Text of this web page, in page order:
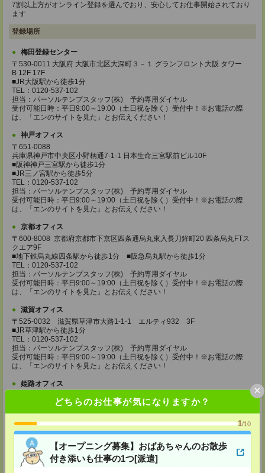
どちらのお仕事が気になりますか？
1/10
【オープニング募集】おばあちゃんのお散歩
付き添いも仕事の1つ[派遣]
×
7割以上方がオンライン登録を選んでおり、安心してお仕事開始されており
ます
登録場所
梅田登録センター
〒530-0011 大阪府 大阪市北区大深町３－１ グランフロント大阪 タワー
B 12F 17F
■JR大阪駅から徒歩1分
TEL：0120-537-102
担当：パーソルテンプスタッフ(株) 予約専用ダイヤル
受付可能日時：平日9:00～19:00（土日祝を除く）受付中！※お電話の際
は、「エンのサイトを見た」とお伝えください！
神戸オフィス
〒651-0088
兵庫県神戸市中央区小野柄通7-1-1 日本生命三宮駅前ビル10F
■阪神神戸三宮駅から徒歩1分
■JR三ノ宮駅から徒歩5分
TEL：0120-537-102
担当：パーソルテンプスタッフ(株) 予約専用ダイヤル
受付可能日時：平日9:00～19:00（土日祝を除く）受付中！※お電話の際
は、「エンのサイトを見た」とお伝えください！
京都オフィス
〒600-8008 京都府京都市下京区四条通烏丸東入長刀鉾町20 四条烏丸FTス
クエア9F
■地下鉄烏丸線四条駅から徒歩1分 ■阪急烏丸駅から徒歩1分
TEL：0120-537-102
担当：パーソルテンプスタッフ(株) 予約専用ダイヤル
受付可能日時：平日9:00～19:00（土日祝を除く）受付中！※お電話の際
は、「エンのサイトを見た」とお伝えください！
滋賀オフィス
〒525-0032 滋賀県草津市大路1-1-1 エルティ932 3F
■JR草津駅から徒歩1分
TEL：0120-537-102
担当：パーソルテンプスタッフ(株) 予約専用ダイヤル
受付可能日時：平日9:00～19:00（土日祝を除く）受付中！※お電話の際
は、「エンのサイトを見た」とお伝えください！
姫路オフィス
兵庫県姫路市西駅前町73 姫路ターミナルスクエア5F
■JR姫路駅から徒歩1分
TEL：0120-537-102
担当：パーソルテンプスタッフ(株) 予約専用ダイヤル
受付可能日時：平日9:00～19:00（土日祝を除く）受付中！※お電話の際
は、「エンのサイトを見た」とお伝えください！
登録交通費